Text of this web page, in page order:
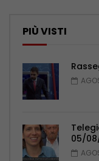
PIÙ VISTI
05/